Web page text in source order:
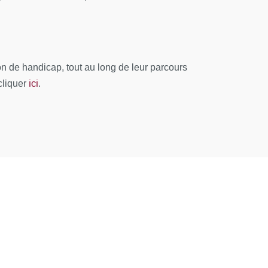
de handicap, tout au long de leur parcours
ici.